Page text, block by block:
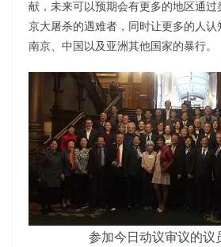
献，未来可以预期会有更多的地区通
京大屠杀的遇难者，同时让更多的人
南京、中国以及亚洲其他国家的暴行。
参加今日动议审议的议